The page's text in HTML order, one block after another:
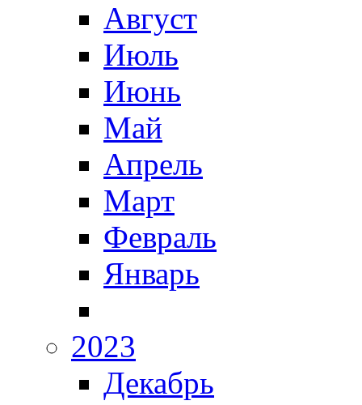
Август
Июль
Июнь
Май
Апрель
Март
Февраль
Январь
2023
Декабрь